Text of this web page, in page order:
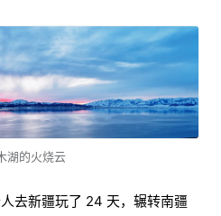
湖的火烧云
去新疆玩了 24 天，辗转南疆